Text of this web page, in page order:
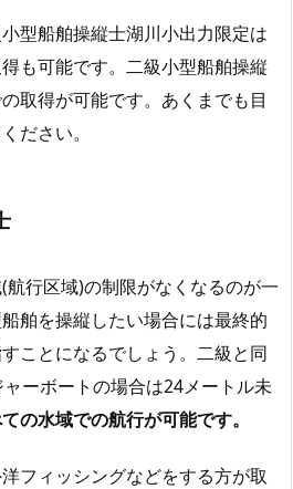
型船舶操縦士湖川小出力限定は
も可能です。二級小型船舶操縦
取得が可能です。あくまでも目
ださい。
行区域)の制限がなくなるのが一
舶を操縦したい場合には最終的
ことになるでしょう。二級と同
ーボートの場合は24メートル未
の水域での航行が可能です。
フィッシングなどをする方が取